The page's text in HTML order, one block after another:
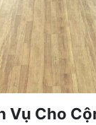
Vụ Cho